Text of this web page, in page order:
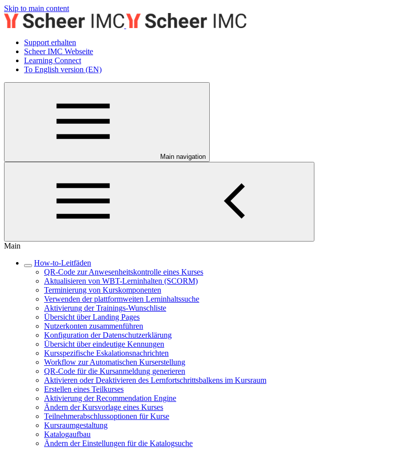
Skip to main content
Support erhalten
Scheer IMC Webseite
Learning Connect
To English version (EN)
Main navigation
Main
How-to-Leitfäden
QR-Code zur Anwesenheitskontrolle eines Kurses
Aktualisieren von WBT-Lerninhalten (SCORM)
Terminierung von Kurskomponenten
Verwenden der plattformweiten Lerninhaltssuche
Aktivierung der Trainings-Wunschliste
Übersicht über Landing Pages
Nutzerkonten zusammenführen
Konfiguration der Datenschutzerklärung
Übersicht über eindeutige Kennungen
Kursspezifische Eskalationsnachrichten
Workflow zur Automatischen Kurserstellung
QR-Code für die Kursanmeldung generieren
Aktivieren oder Deaktivieren des Lernfortschrittsbalkens im Kursraum
Erstellen eines Teilkurses
Aktivierung der Recommendation Engine
Ändern der Kursvorlage eines Kurses
Teilnehmerabschlussoptionen für Kurse
Kursraumgestaltung
Katalogaufbau
Ändern der Einstellungen für die Katalogsuche